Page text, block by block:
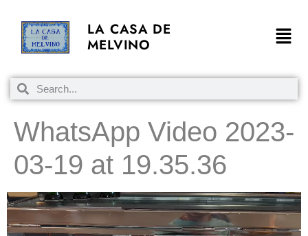
LA CASA DE
MELVINO
WhatsApp Video 2023-
03-19 at 19.35.36
Videospeler